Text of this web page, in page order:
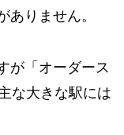
ありません。
が「オーダース
な大きな駅には